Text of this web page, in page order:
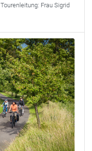
Tourenleitung: Frau Sigrid